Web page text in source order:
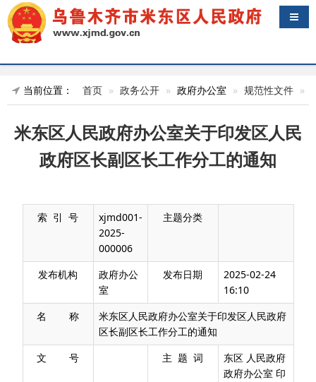
导航
当前位置： 首页 政务公开 政府办公室 规范性文件
米东区人民政府办公室关于印发区人民
政府区长副区长工作分工的通知
索 引 号
xjmd001-
2025-
000006
主题分类
发布机构
政府办公
室
发布日期
2025-02-24
16:10
名 称
米东区人民政府办公室关于印发区人民政府
区长副区长工作分工的通知
文 号
主 题 词
东区 人民政府
政府办公室 印